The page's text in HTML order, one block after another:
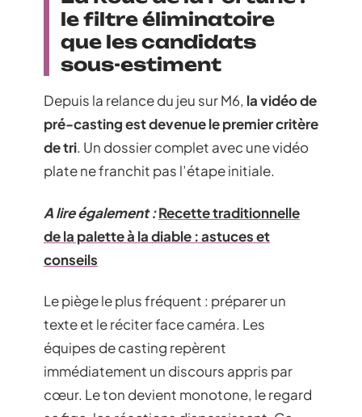
le filtre éliminatoire
que les candidats
sous-estiment
Depuis la relance du jeu sur M6, la vidéo de
pré-casting est devenue le premier critère
de tri. Un dossier complet avec une vidéo
plate ne franchit pas l’étape initiale.
A lire également :Recette traditionnelle
de la palette à la diable : astuces et
conseils
Le piège le plus fréquent : préparer un
texte et le réciter face caméra. Les
équipes de casting repèrent
immédiatement un discours appris par
cœur. Le ton devient monotone, le regard